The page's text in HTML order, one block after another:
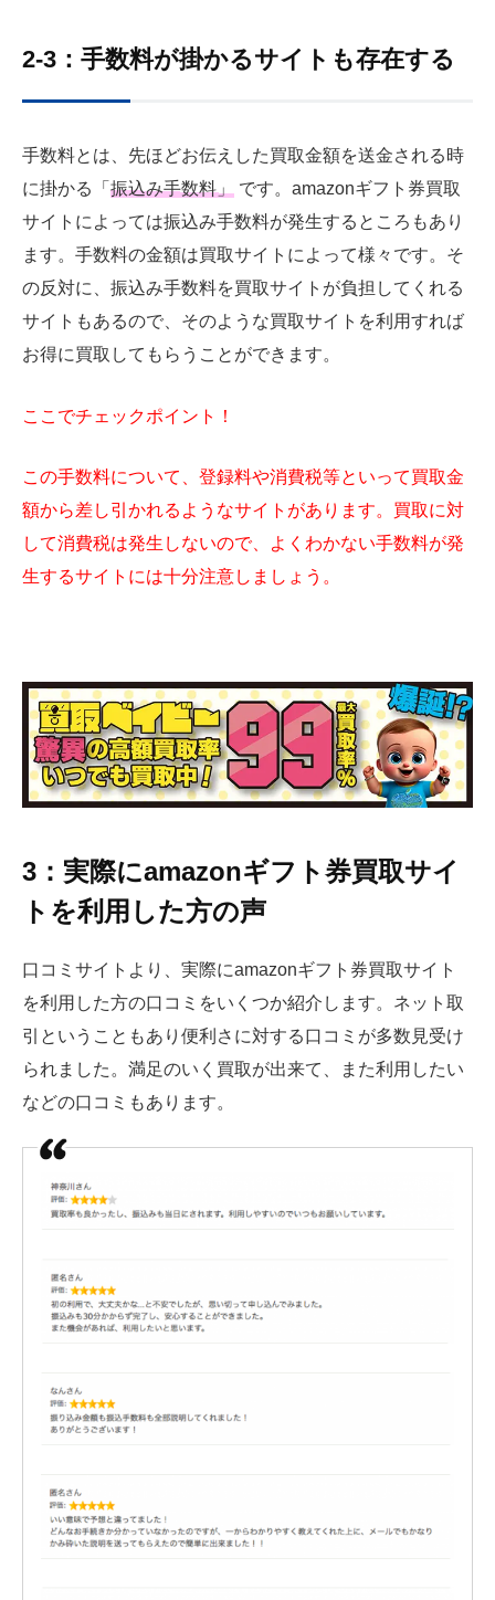
2-3：手数料が掛かるサイトも存在する
手数料とは、先ほどお伝えした買取金額を送金される時
に掛かる「 振込み手数料」
です。amazonギフト券買取
サイトによっては振込み手数料が発生するところもあり
ます。手数料の金額は買取サイトによって様々です。そ
の反対に、振込み手数料を買取サイトが負担してくれる
サイトもあるので、そのような買取サイトを利用すれば
お得に買取してもらうことができます。
ここでチェックポイント！
この手数料について、登録料や消費税等といって買取金
額から差し引かれるようなサイトがあります。買取に対
して消費税は発生しないので、よくわかない手数料が発
生するサイトには十分注意しましょう。
3：実際にamazonギフト券買取サイ
トを利用した方の声
口コミサイトより、実際にamazonギフト券買取サイト
を利用した方の口コミをいくつか紹介します。ネット取
引ということもあり便利さに対する口コミが多数見受け
られました。満足のいく買取が出来て、また利用したい
などの口コミもあります。